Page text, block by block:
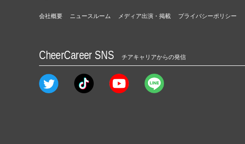
会社概要 ニュースルーム メディア出演・掲載 プライバシーポリシー
CheerCareer SNS チアキャリアからの発信